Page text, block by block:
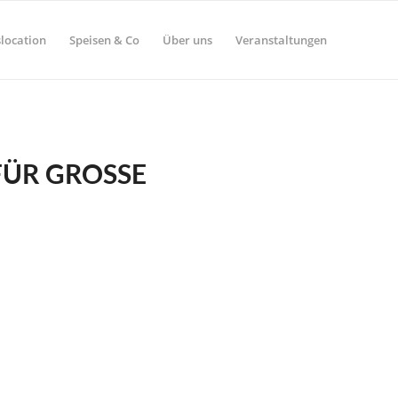
Speisen & Co Über uns Veranstaltungen
GROSSE G